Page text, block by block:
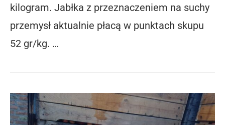
kilogram. Jabłka z przeznaczeniem na suchy
przemysł aktualnie płacą w punktach skupu
52 gr/kg. …